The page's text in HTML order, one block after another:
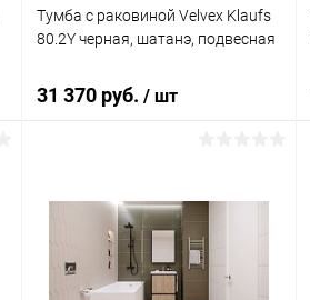
Тумба с раковиной Velvex Klaufs
80.2Y черная, шатанэ, подвесная
31 370 руб. / шт
Купить в 1 клик Сравнение
В избранное Под заказ